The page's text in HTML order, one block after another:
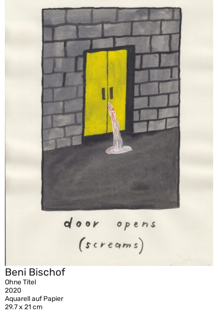
Beni Bischof
Ohne Titel
2020
Aquarell auf Papier
29.7 x 21 cm